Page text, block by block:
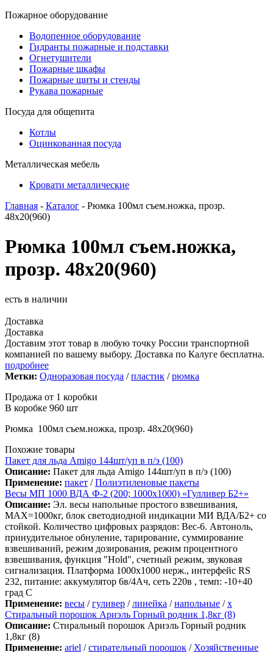
Пожарное оборудование
Водопенное оборудование
Гидранты пожарные и подставки
Огнетушители
Пожарные шкафы
Пожарные щиты и стенды
Рукава пожарные
Посуда для общепита
Котлы
Оцинкованная посуда
Металлическая мебель
Кровати металлические
Главная - Каталог - Рюмка 100мл съем.ножка, прозр.
48х20(960)
Рюмка 100мл съем.ножка,
прозр. 48х20(960)
есть в наличии
Доставка
Доставка
Доставим этот товар в любую точку России транспортной
компанией по вашему выбору. Доставка по Калуге бесплатна.
подробнее
Метки: Одноразовая посуда /пластик /рюмка
Продажа от 1 коробки
В коробке 960 шт
Рюмка 100мл съем.ножка, прозр. 48х20(960)
Похожие товары
Пакет для льда Amigo 144шт/уп в п/э (100)
Описание: Пакет для льда Amigo 144шт/уп в п/э (100)
Применение: пакет /Полиэтиленовые пакеты
Весы МП 1000 ВДА Ф-2 (200; 1000х1000) «Гулливер Б2+»
Описание: Эл. весы напольные простого взвешивания,
МАХ=1000кг, блок светодиодной индикации МИ ВДА/Б2+ со
стойкой. Количество цифровых разрядов: Вес-6. Автоноль,
принудительное обнуление, тарирование, суммирование
взвешиваний, режим дозирования, режим процентного
взвешивания, функция "Hold", счетный режим, звуковая
сигнализация. Платформа 1000х1000 нерж., интерфейс RS
232, питание: аккумулятор 6в/4Ач, сеть 220в , темп: -10+40
град С
Применение: весы /гуливер /линейка /напольные /х
Стиральный порошок Ариэль Горный родник 1,8кг (8)
Описание: Стиральный порошок Ариэль Горный родник
1,8кг (8)
Применение: ariel /cтирательный порошок / Хозяйственные